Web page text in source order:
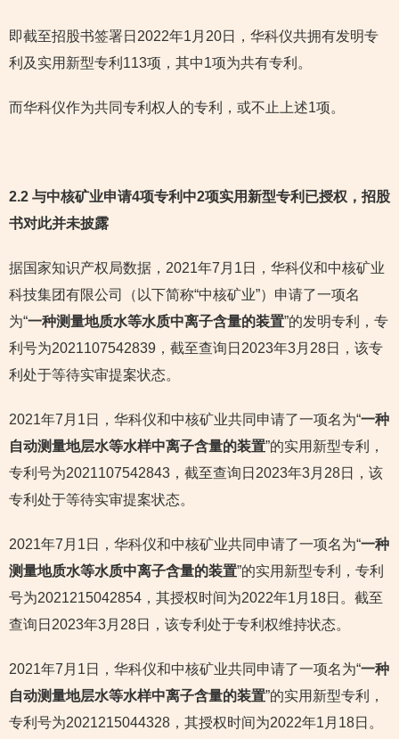
即截至招股书签署日2022年1月20日，华科仪共拥有发明专
利及实用新型专利113项，其中1项为共有专利。
而华科仪作为共同专利权人的专利，或不止上述1项。
2.2 与中核矿业申请4项专利中2项实用新型专利已授权，招股
书对此并未披露
据国家知识产权局数据，2021年7月1日，华科仪和中核矿业
科技集团有限公司（以下简称“中核矿业”）申请了一项名
为“一种测量地质水等水质中离子含量的装置”的发明专利，专
利号为2021107542839，截至查询日2023年3月28日，该专
利处于等待实审提案状态。
2021年7月1日，华科仪和中核矿业共同申请了一项名为“一种
自动测量地层水等水样中离子含量的装置”的实用新型专利，
专利号为2021107542843，截至查询日2023年3月28日，该
专利处于等待实审提案状态。
2021年7月1日，华科仪和中核矿业共同申请了一项名为“一种
测量地质水等水质中离子含量的装置”的实用新型专利，专利
号为2021215042854，其授权时间为2022年1月18日。截至
查询日2023年3月28日，该专利处于专利权维持状态。
2021年7月1日，华科仪和中核矿业共同申请了一项名为“一种
自动测量地层水等水样中离子含量的装置”的实用新型专利，
专利号为2021215044328，其授权时间为2022年1月18日。